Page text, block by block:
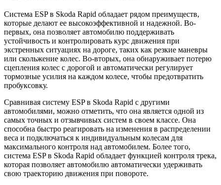
Система ESP в Skoda Rapid обладает рядом преимуществ,
которые делают ее высокоэффективной и надежной. Во-
первых, она позволяет автомобилю поддерживать
устойчивость и контролировать курс движения при
экстренных ситуациях на дороге, таких как резкие маневры
или скольжение колес. Во-вторых, она обнаруживает потерю
сцепления колес с дорогой и автоматически регулирует
тормозные усилия на каждом колесе, чтобы предотвратить
пробуксовку.
Сравнивая систему ESP в Skoda Rapid с другими
автомобилями, можно отметить, что она является одной из
самых точных и отзывчивых систем в своем классе. Она
способна быстро реагировать на изменения в распределении
веса и подключаться к индивидуальным колесам для
максимального контроля над автомобилем. Более того,
система ESP в Skoda Rapid обладает функцией контроля трека,
которая позволяет автомобилю автоматически удерживать
свою траекторию движения при повороте.